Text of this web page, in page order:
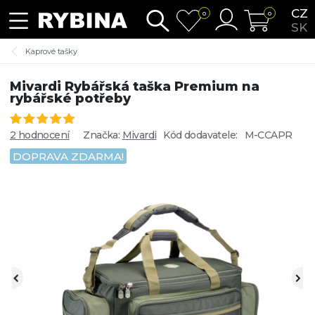
CZ
SK
0 0
Kaprové tašky
Mivardi Rybářská taška Premium na
rybářské potřeby
2 hodnocení Značka: Mivardi Kód dodavatele: M-CCAPR
DOPRAVA ZDARMA!